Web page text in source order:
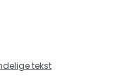
tekst